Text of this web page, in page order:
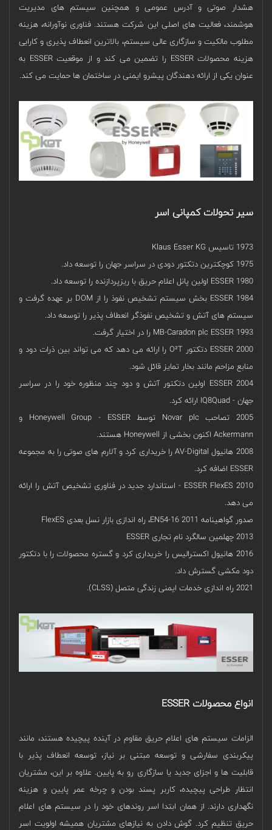
هشدار صوتی و آدرس عمومی و همچنین سیستم ‌های مدیریت
هوشمند، فعالیت ‌های اصلی این شرکت هستند. فناوری نوآورانه، هزینه
مطلوب مالکیت و سازگاری عالی سیستم، بالاترین انعطاف پذیری و کارایی
هزینه محصولات ESSER را تضمین می کند و از موقعیت ESSER به
عنوان یکی از ارائه دهندگان پیشرو ایمنی در ساختمان ها حمایت می کند.
سیر تحولات کمپانی اسر
1973 تاسیس Klaus Esser KG
1975 کوچکترین دتکتور دودی در سراسر جهان را توسعه داد.
1980 ESSER اولین پانل اعلام حریق با ریزپردازنده را توسعه داد.
1984 ESSER بخش سیستم تشخیص نفوذ را از DOM بر عهده گرفت و
سیستم های آتش و تشخیص نفوذگر انعطاف پذیر را توسعه داد.
1993 MB-Caradon plc ESSER را در اختیار گرفت.
2000 ESSER دتکتور O²T را ارائه می دهد که می تواند بین ذرات دود و
منابع مزاحم مانند بخار تمایز قائل شود.
2004 ESSER اولین دتکتور آتش و دود چند منظوره خود را در سراسر
جهان - IQ8Quad ارائه کرد.
2005 تصاحب Novar plc توسط Honeywell Group - ESSER و
Ackermann اکنون بخشی از Honeywell هستند.
2008 هانیول AV-Digital را خریداری کرد و آلارم های صوتی را به مجموعه
ESSER اضافه کرد.
2010 ESSER FlexES - استاندارد جدید در فناوری تشخیص آتش را ارائه
می دهد.
صدور گواهینامه EN54-16 2011، راه اندازی بازار نسل بعدی FlexES
2013 چهلمین سالگرد نام تجاری ESSER
2016 هانیول اکسترالیس را خریداری کرد و گستره محصولات را با دتکتور
دود مکشی گسترش داد.
2021 راه اندازی خدمات ایمنی زندگی متصل (CLSS).
انواع محصولات ESSER
الزامات سیستم های اعلام حریق مقاوم در آینده پیچیده هستند، مانند
پیکربندی سفارشی و توسعه مبتنی بر نیاز، توسعه انعطاف پذیر با
قابلیت ها و اجزای جدید یا سازگاری رو به پایین. علاوه بر این، مشتریان
انتظار طراحی پیچیده، کاربر پسند بودن و چرخه عمر پایین و هزینه
نگهداری دارند. از همان ابتدا اسر روندهای خود را در سیستم های اعلام
حریق تنظیم کرد. گوش دادن به نیازهای مشتریان همیشه اولویت اسر